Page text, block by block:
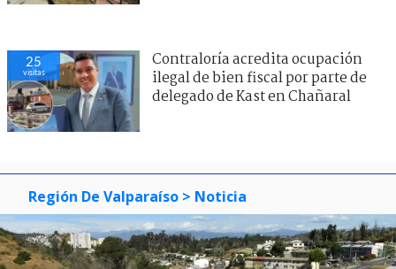
25
visitas
Contraloría acredita ocupación
ilegal de bien fiscal por parte de
delegado de Kast en Chañaral
Región De Valparaíso > Noticia